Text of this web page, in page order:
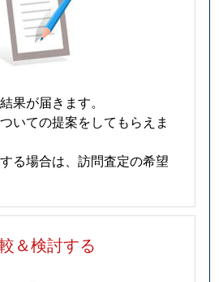
果が届きます。
いての提案をしてもらえま
る場合は、訪問査定の希望
＆検討する